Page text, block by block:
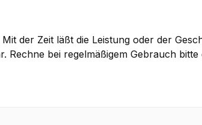
der Zeit läßt die Leistung oder der
bei regelmäßigem Gebrauch bitte